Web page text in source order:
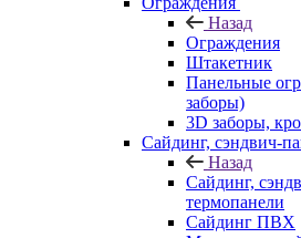
Назад
Ограждения
Штакетник
Панельные
заборы)
3D заборы,
Cайдинг, сэндвич-
Назад
Cайдинг,
термопанели
Сайдинг ПВХ